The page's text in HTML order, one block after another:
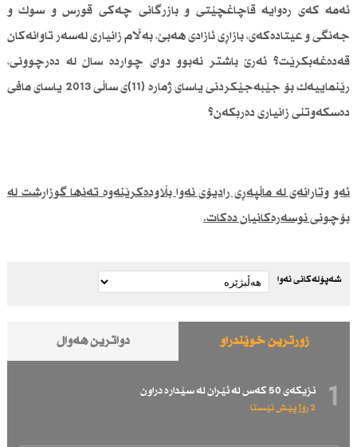
ئەمە كەی رەوایە قاچاغچێتی و بازرگانی چەكی قورس و سوك و
جەنگی و عیتادەكەی، بازاڕی ئازادی هەبێ، بەڵام زانیاری لەسەر تاوانەكان
قەدەغەبكرێت؟ ئەرێ باشتر نەبوو دوای چواردە ساڵ لە دەرچوونی،
رێنماییەك بۆ جێبەجێكردنی یاسای ژمارە (11)ی ساڵی 2013 یاسای مافی
دەسكەوتنی زانیاری دەربكەن؟
ئەو وتارانەی لە ماڵپەڕی رادیۆی نەوا بڵاودەكرێنەوە تەنها گوزارشت لە
بۆچونی نوسەرەكانیان دەكات.
شەپۆلەکانی نەوا
زۆرترین خوێندراو دواترین هەواڵ
1 نزیكەی 50 كەس لە ئێران لە سێدارە دراون
2 رۆژ پێش ئێستا